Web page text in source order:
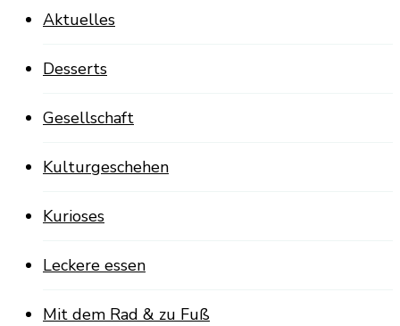
Aktuelles
Desserts
Gesellschaft
Kulturgeschehen
Kurioses
Leckere essen
Mit dem Rad & zu Fuß